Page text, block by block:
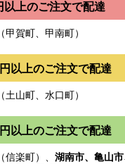
以上のご注文で配達
甲賀町、甲南町）
以上のご注文で配達
土山町、水口町）
以上のご注文で配達
信楽町）、 湖南市、亀山